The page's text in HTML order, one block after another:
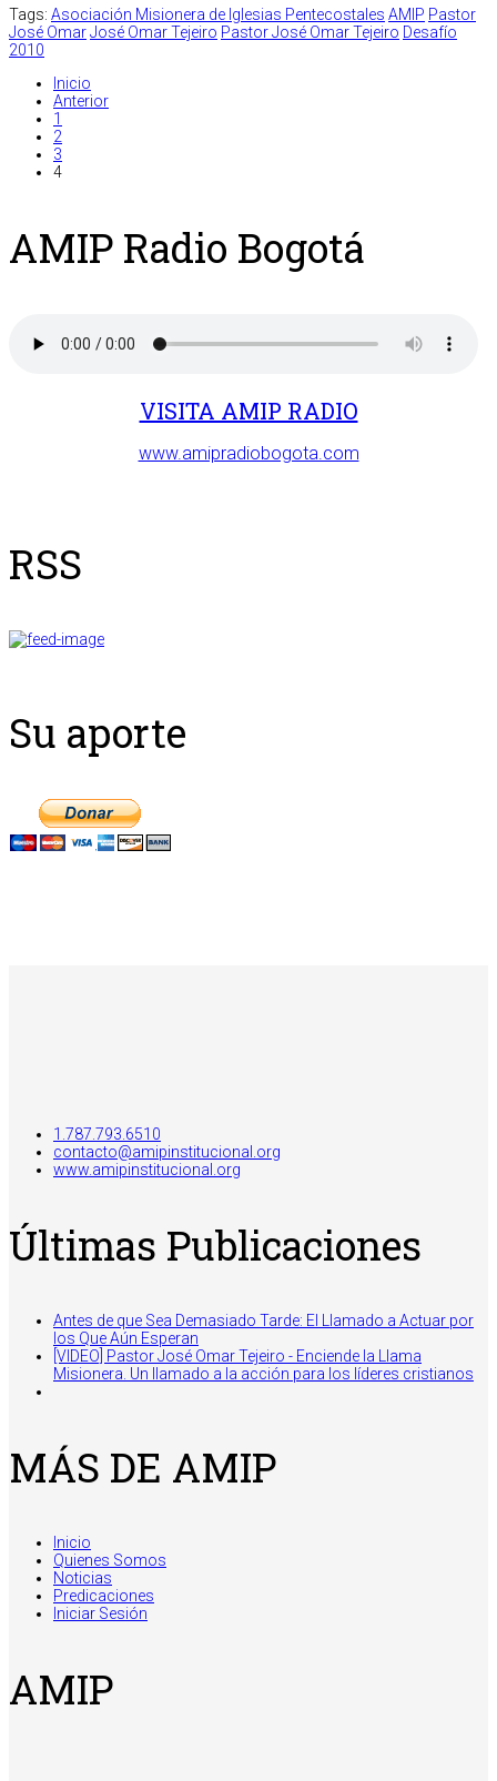
Tags: Asociación Misionera de Iglesias Pentecostales AMIP Pastor
José OmarJosé Omar Tejeiro Pastor José Omar Tejeiro Desafío
2010
Inicio
Anterior
1
2
3
4
AMIP Radio Bogotá
VISITA AMIP RADIO
www.amipradiobogota.com
RSS
Su aporte
1.787.793.6510
contacto@amipinstitucional.org
www.amipinstitucional.org
Últimas Publicaciones
Antes de que Sea Demasiado Tarde: El Llamado a Actuar por
los Que Aún Esperan
[VIDEO] Pastor José Omar Tejeiro - Enciende la Llama
Misionera. Un llamado a la acción para los líderes cristianos
MÁS DE AMIP
Inicio
Quienes Somos
Noticias
Predicaciones
Iniciar Sesión
AMIP